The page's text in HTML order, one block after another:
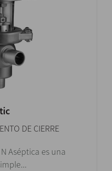
DE CIERRE
Aséptica es una